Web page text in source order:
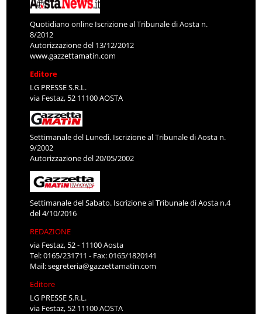
Quotidiano online Iscrizione al Tribunale di Aosta n.
8/2012
Autorizzazione del 13/12/2012
www.gazzettamatin.com
Editore
LG PRESSE S.R.L.
via Festaz, 52 11100 AOSTA
Settimanale del Lunedì. Iscrizione al Tribunale di Aosta n.
9/2002
Autorizzazione del 20/05/2002
Settimanale del Sabato. Iscrizione al Tribunale di Aosta n.4
del 4/10/2016
REDAZIONE
via Festaz, 52 - 11100 Aosta
Tel: 0165/231711 - Fax: 0165/1820141
Mail:segreteria@gazzettamatin.com
Editore
LG PRESSE S.R.L.
via Festaz, 52 11100 AOSTA